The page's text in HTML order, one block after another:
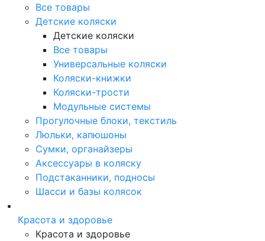
Все товары
Детские коляски
Детские коляски
Все товары
Универсальные коляски
Коляски-книжки
Коляски-трости
Модульные системы
Прогулочные блоки, текстиль
Люльки, капюшоны
Сумки, органайзеры
Аксессуары в коляску
Подстаканники, подносы
Шасси и базы колясок
Красота и здоровье
Красота и здоровье